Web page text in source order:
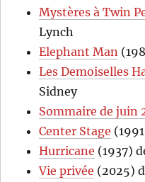
Mystères à Twin
Lynch
Elephant Man
Les Demoiselles
Sidney
Sommaire de juin
Center Stage
Hurricane (1937)
Vie privée (2025)